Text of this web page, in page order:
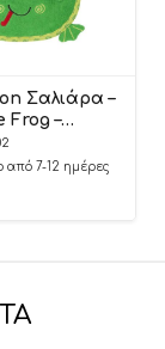
Σαλιάρα –
Frog –
από 7-12 ημέρες